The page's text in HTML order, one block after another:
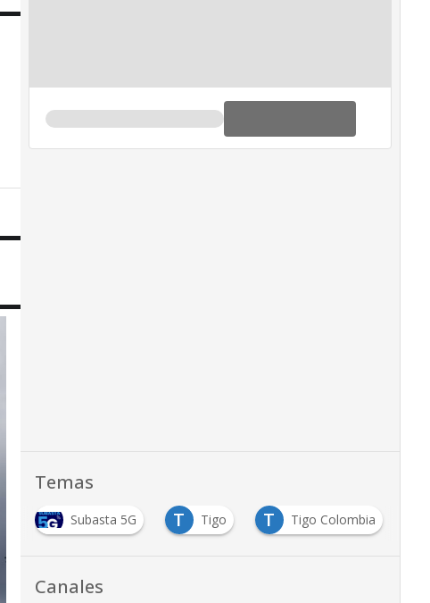
Temas
Subasta 5G T Tigo T Tigo Colombia
Canales